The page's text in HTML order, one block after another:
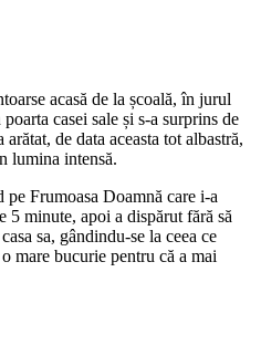
acasă de la școală, în jurul
casei sale și s-a surprins de
de data aceasta tot albastră,
lumina intensă.
Frumoasa Doamnă care i-a
5 minute, apoi a dispărut fără să
sa, gândindu-se la ceea ce
mare bucurie pentru că a mai